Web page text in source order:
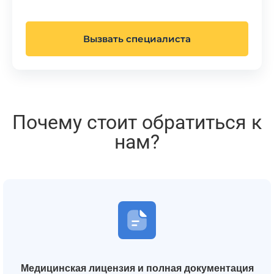
Вызвать специалиста
Почему стоит обратиться к
нам?
Медицинская лицензия и полная документация